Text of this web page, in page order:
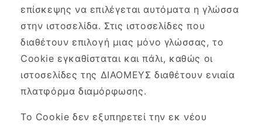
επίσκεψης να επιλέγεται αυτόματα η γλώσσα
στην ιστοσελίδα. Στις ιστοσελίδες που
διαθέτουν επιλογή μιας μόνο γλώσσας, το
Cookie εγκαθίσταται και πάλι, καθώς οι
ιστοσελίδες της ΔΙΑΟΜΕΥΣ διαθέτουν ενιαία
πλατφόρμα διαμόρφωσης.
Το Cookie δεν εξυπηρετεί την εκ νέου